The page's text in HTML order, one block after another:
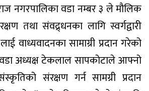
नगरपालिका वडा नम्बर ३ ले मौलिक
तथा संवद्र्धनका लागि स्वर्गद्वारी
वाध्यवादनका सामाग्री प्रदान गरेको
अध्यक्ष टेकलाल सापकोटाले आफ्नो
संरक्षण गर्न सामग्री प्रदान